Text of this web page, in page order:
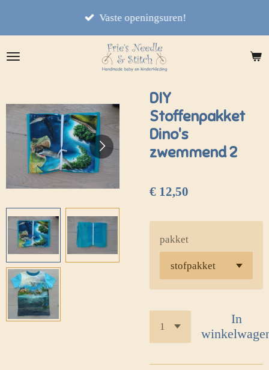
de
Vaste openingsuren!
DIY
Stoffenpakket
Dino's
zwemmend 2
€ 12,50
pakket
In